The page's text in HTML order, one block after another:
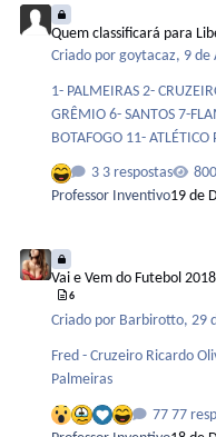
jogos da …
Quem classificará para
Criado porgoytacaz, 9 de
1- PALMEIRAS 2- CRUZEIRO 3- ATLÉTICO MG 4- CORINTHIANS 5-
GRÊMIO 6- SANTOS 7-FLAMENGO 8- VASCO 9- SÃO PAULO 10-
3 respostas
Professor Inventivo19 de
Vai e Vem do Futebol 2018
6
Criado por Barbirotto,29
Fred - Cruzeiro Ricardo Oliveira - Atlético-MG Marcos Rocha -
Palmeiras
77